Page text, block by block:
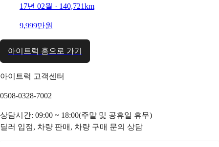
17년 02월 · 140,721km
9,999만원
아이트럭 홈으로 가기
아이트럭 고객센터
0508-0328-7002
상담시간: 09:00 ~ 18:00(주말 및 공휴일 휴무)
딜러 입점, 차량 판매, 차량 구매 문의 상담